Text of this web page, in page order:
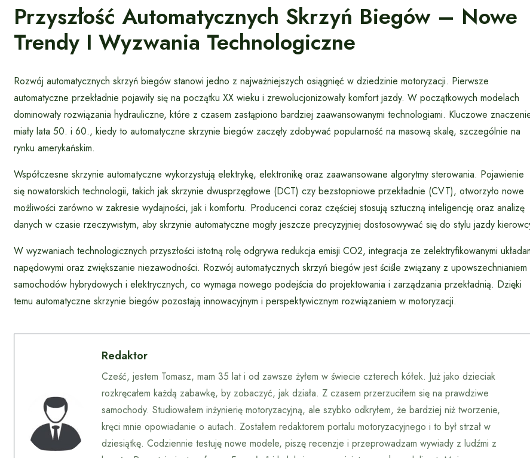
Przyszłość Automatycznych Skrzyń Biegów – Nowe
Trendy I Wyzwania Technologiczne
Rozwój automatycznych skrzyń biegów stanowi jedno z najważniejszych osiągnięć w dziedzinie motoryzacji. Pierwsze
automatyczne przekładnie pojawiły się na początku XX wieku i zrewolucjonizowały komfort jazdy. W początkowych modelach
dominowały rozwiązania hydrauliczne, które z czasem zastąpiono bardziej zaawansowanymi technologiami. Kluczowe
miały lata 50. i 60., kiedy to automatyczne skrzynie biegów zaczęły zdobywać popularność na masową skalę, szczególnie na
rynku amerykańskim.
Współczesne skrzynie automatyczne wykorzystują elektrykę, elektronikę oraz zaawansowane algorytmy sterowania. Pojawienie
się nowatorskich technologii, takich jak skrzynie dwusprzęgłowe (DCT) czy bezstopniowe przekładnie (CVT), otworzyło nowe
możliwości zarówno w zakresie wydajności, jak i komfortu. Producenci coraz częściej stosują sztuczną inteligencję oraz analizę
danych w czasie rzeczywistym, aby skrzynie automatyczne mogły jeszcze precyzyjniej dostosowywać się do stylu jazdy
W wyzwaniach technologicznych przyszłości istotną rolę odgrywa redukcja emisji CO2, integracja ze zelektryfikowanymi
napędowymi oraz zwiększanie niezawodności. Rozwój automatycznych skrzyń biegów jest ściśle związany z upowszechnianiem
samochodów hybrydowych i elektrycznych, co wymaga nowego podejścia do projektowania i zarządzania przekładnią. Dzięki
temu automatyczne skrzynie biegów pozostają innowacyjnym i perspektywicznym rozwiązaniem w motoryzacji.
Redaktor
Cześć, jestem Tomasz, mam 35 lat i od zawsze żyłem w świecie czterech kółek. Już jako dzieciak
rozkręcałem każdą zabawkę, by zobaczyć, jak działa. Z czasem przerzuciłem się na prawdziwe
samochody. Studiowałem inżynierię motoryzacyjną, ale szybko odkryłem, że bardziej niż tworzenie,
kręci mnie opowiadanie o autach. Zostałem redaktorem portalu motoryzacyjnego i to był strzał w
dziesiątkę. Codziennie testuję nowe modele, piszę recenzje i przeprowadzam wywiady z ludźmi z